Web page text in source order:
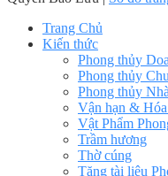
Trang Chủ
Kiến thức
Phong thủy
Phong thủy
Phong thủy
Vận hạn &
Vật Phẩm
Trầm hương
Thờ cúng
Tặng tài liệu